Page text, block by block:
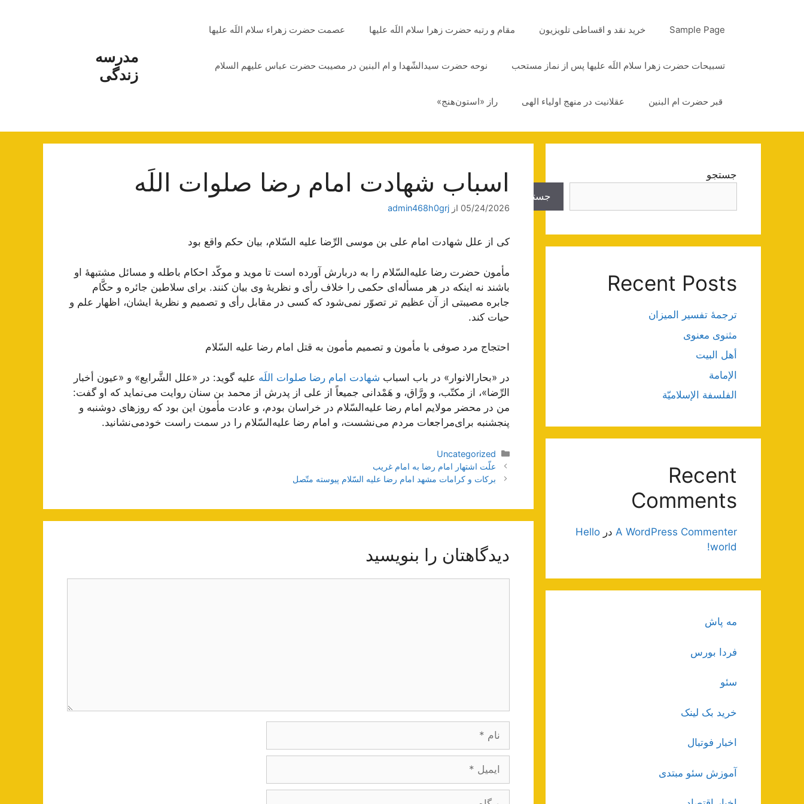
مدرسه
زندگی
Sample Page خرید نقد و اقساطی تلویزیون مقام و رتبه حضرت زهرا سلام اللَه علیها عصمت حضرت زهراء سلام اللَه علیها
تسبیحات حضرت زهرا سلام اللَه علیها پس از نماز مستحب نوحه حضرت سیدالشّهدا و ام البنین در مصیبت حضرت عباس علیهم السلام
قبر حضرت ام البنین عقلانیت در منهج اولیاء الهی راز «استون‌هنج»
اسباب شهادت امام‌ رضا صلوات‌ اللَه‌
05/24/2026 از admin468h0grj
كی‌ از علل‌ شهادت‌ امام‌ علی‌ بن‌ موسی‌ الرِّضا علیه ‌السّلام، بیان‌ حكم‌ واقع‌ بود
مأمون‌ حضرت‌ رضا علیه‌السّلام را به‌ دربارش‌ آورده‌ است‌ تا موید و موكّد احكام‌ باطله‌ و مسائل‌ مشتبهۀ او
باشند نه‌ اینكه‌ در هر مسأله‌ای‌ حكمی‌ را خلاف‌ رأی‌ و نظریۀ وی‌ بیان‌ كنند. برای‌ سلاطین‌ جائره‌ و حكَّام‌
جابره‌ مصیبتی‌ از آن‌ عظیم تر تصوّر نمی‌شود كه‌ كسی‌ در مقابل‌ رأی‌ و تصمیم‌ و نظریۀ ایشان‌، اظهار علم‌ و
حیات‌ كند.
احتجاج‌ مرد صوفی‌ با مأمون‌ و تصمیم‌ مأمون‌ به‌ قتل‌ امام‌ رضا علیه‌ السّلام
در «بحارالانوار» در باب‌ اسباب‌ شهادت‌ امام‌ رضا صلوات‌ اللَه‌ علیه‌ گوید: در «علل‌ الشَّرایع‌» و «عیون‌ أخبار
الرِّضا»، از مكتّب‌، و ورَّاق‌، و هَمْدانی‌ جمیعاً از علی‌ از پدرش‌ از محمد بن‌ سنان‌ روایت‌ می‌نماید كه‌ او گفت‌:
من‌ در محضر مولایم‌ امام‌ رضا علیه‌السّلام در خراسان‌ بودم‌، و عادت‌ مأمون‌ این‌ بود كه‌ روزهای‌ دوشنبه‌ و
پنجشنبه‌ برای‌مراجعات‌ مردم‌ می‌نشست‌، و امام‌ رضا علیه‌السّلام را در سمت‌ راست‌ خودمی‌نشانید.
دسته‌ها
Uncategorized
ناوبری
نوشته‌ها
علّت اشتهار امام رضا به امام غريب
بركات‌ و كرامات‌ مشهد امام‌ رضا عليه‌ السّلام‌ پيوسته‌ متّصل‌
دیدگاهتان را بنویسید
وبگاه
جستجو
جستجو
Recent Posts
ترجمۀ تفسیر المیزان
مثنوی معنوی
أهل البيت
الإمامة
الفلسفة الإسلاميّة
Recent
Comments
A WordPress Commenter در Hello
world!
مه پاش
فردا بورس
سئو
خرید بک لینک
اخبار فوتبال
آموزش سئو مبتدی